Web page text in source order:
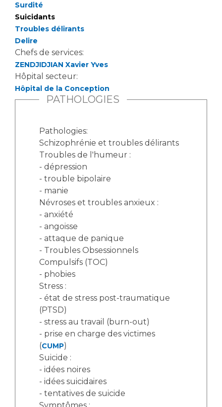
Surdité
Suicidants
Troubles délirants
Delire
Chefs de services:
ZENDJIDJIAN Xavier Yves
Hôpital secteur:
Hôpital de la Conception
PATHOLOGIES
Pathologies:
Schizophrénie et troubles délirants
Troubles de l'humeur :
- dépression
- trouble bipolaire
- manie
Névroses et troubles anxieux :
- anxiété
- angoisse
- attaque de panique
- Troubles Obsessionnels
Compulsifs (TOC)
- phobies
Stress :
- état de stress post-traumatique
(PTSD)
- stress au travail (burn-out)
- prise en charge des victimes
(CUMP)
Suicide :
- idées noires
- idées suicidaires
- tentatives de suicide